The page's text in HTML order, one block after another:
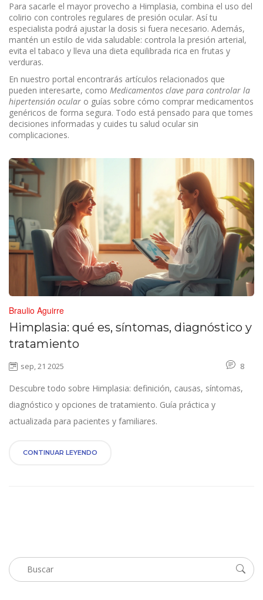
Para sacarle el mayor provecho a Himplasia, combina el uso del
colirio con controles regulares de presión ocular. Así tu
especialista podrá ajustar la dosis si fuera necesario. Además,
mantén un estilo de vida saludable: controla la presión arterial,
evita el tabaco y lleva una dieta equilibrada rica en frutas y
verduras.
En nuestro portal encontrarás artículos relacionados que
pueden interesarte, como Medicamentos clave para controlar la
hipertensión ocular o guías sobre cómo comprar medicamentos
genéricos de forma segura. Todo está pensado para que tomes
decisiones informadas y cuides tu salud ocular sin
complicaciones.
Braulio Aguirre
Himplasia: qué es, síntomas, diagnóstico y
tratamiento
sep, 21 2025 8
Descubre todo sobre Himplasia: definición, causas, síntomas,
diagnóstico y opciones de tratamiento. Guía práctica y
actualizada para pacientes y familiares.
CONTINUAR LEYENDO